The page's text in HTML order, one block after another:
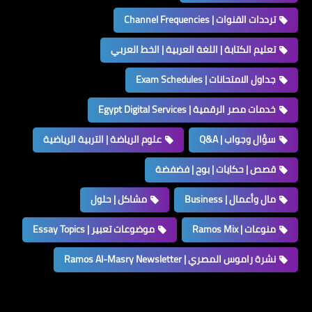
ترددات القنوات | Channel Frequencies
تعليم الكتابة | اللغة العربية | الخط العربي
جداول الامتحانات | Exam Schedules
خدمات مصر الرقمية | Egypt Digital Services
سؤال وجواب | Q&A
علوم الرياضة | التربية الرياضية
قصص | حكايات | بوح | فضفضة
مال وأعمال | Business
مشاكل | حلول
منوعات | Ramos Mix
موضوعات تعبير | Essay Topics
نشرة راموس المصري | Ramos Al-Masry Newsletter